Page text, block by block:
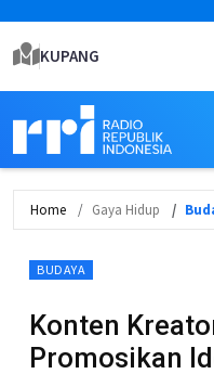
KUPANG
Home Gaya Hidup
BUDAYA
Konten
Promosikan